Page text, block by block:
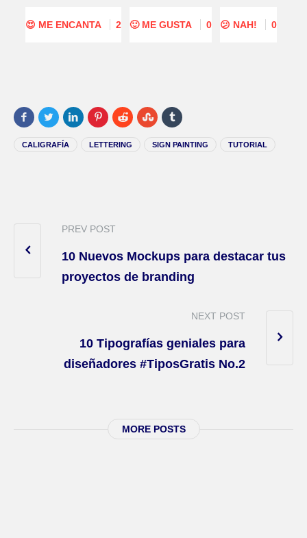
😍 ME ENCANTA 2 🙂 ME GUSTA 0 😕 NAH! 0
CALIGRAFÍA LETTERING SIGN PAINTING TUTORIAL
PREV POST
10 Nuevos Mockups para destacar tus
proyectos de branding
NEXT POST
10 Tipografías geniales para
diseñadores #TiposGratis No.2
MORE POSTS